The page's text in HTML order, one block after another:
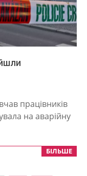
працівників
на аварійну
БІЛЬШЕ